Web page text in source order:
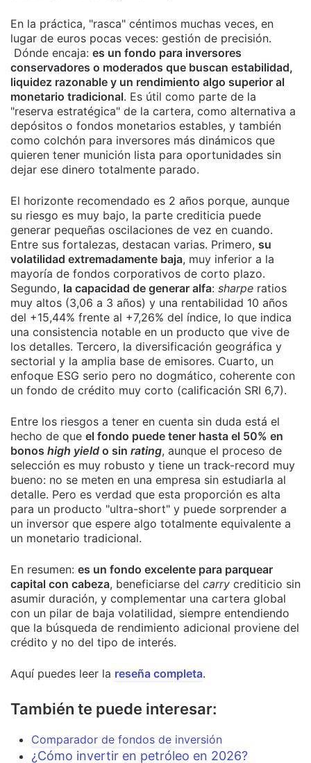
En la práctica, "rasca" céntimos muchas veces, en
lugar de euros pocas veces: gestión de precisión.
Dónde encaja: es un fondo para inversores
conservadores o moderados que buscan estabilidad,
liquidez razonable y un rendimiento algo superior al
monetario tradicional. Es útil como parte de la
"reserva estratégica" de la cartera, como alternativa a
depósitos o fondos monetarios estables, y también
como colchón para inversores más dinámicos que
quieren tener munición lista para oportunidades sin
dejar ese dinero totalmente parado.
El horizonte recomendado es 2 años porque, aunque
su riesgo es muy bajo, la parte crediticia puede
generar pequeñas oscilaciones de vez en cuando.
Entre sus fortalezas, destacan varias. Primero, su
volatilidad extremadamente baja, muy inferior a la
mayoría de fondos corporativos de corto plazo.
Segundo, la capacidad de generar alfa: sharpe ratios
muy altos (3,06 a 3 años) y una rentabilidad 10 años
del +15,44% frente al +7,26% del índice, lo que indica
una consistencia notable en un producto que vive de
los detalles. Tercero, la diversificación geográfica y
sectorial y la amplia base de emisores. Cuarto, un
enfoque ESG serio pero no dogmático, coherente con
un fondo de crédito muy corto (calificación SRI 6,7).
Entre los riesgos a tener en cuenta sin duda está el
hecho de que el fondo puede tener hasta el 50% en
bonos high yield o sin rating, aunque el proceso de
selección es muy robusto y tiene un track-record muy
bueno: no se meten en una empresa sin estudiarla al
detalle. Pero es verdad que esta proporción es alta
para un producto "ultra-short" y puede sorprender a
un inversor que espere algo totalmente equivalente a
un monetario tradicional.
En resumen: es un fondo excelente para parquear
capital con cabeza, beneficiarse del carry crediticio sin
asumir duración, y complementar una cartera global
con un pilar de baja volatilidad, siempre entendiendo
que la búsqueda de rendimiento adicional proviene del
crédito y no del tipo de interés.
Aquí puedes leer la reseña completa.
También te puede interesar:
Comparador de fondos de inversión
¿Cómo invertir en petróleo en 2026?